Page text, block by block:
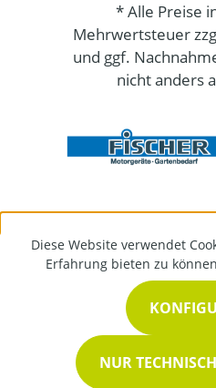
* Alle Preise
Mehrwertsteuer
und ggf.
nicht anders
Diese Website verwendet
Erfahrung bieten zu
NUR